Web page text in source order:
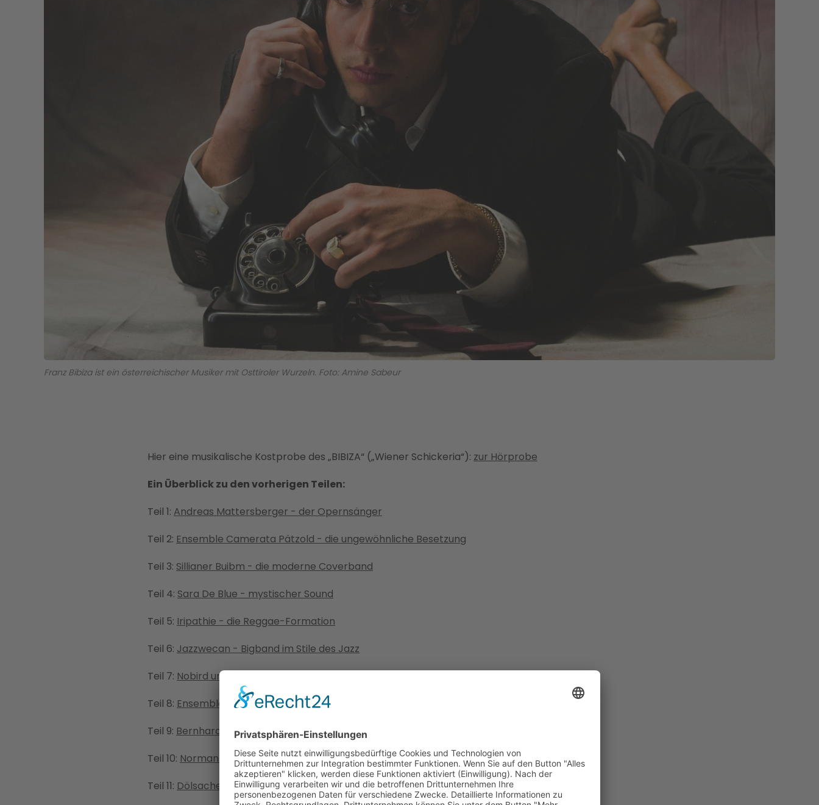
Franz Bibiza ist ein österreichischer Musiker mit Osttiroler Wurzeln. Foto: Amine Sabeur
Hier eine musikalische Kostprobe des „BIBIZA“ („Wiener Schickeria“): zur Hörprobe
Ein Überblick zu den vorherigen Teilen:
Teil 1: Andreas Mattersberger - der Opernsänger
Teil 2: Ensemble Camerata Pätzold - die ungewöhnliche Besetzung
Teil 3: Sillianer Buibm - die moderne Coverband
Teil 4: Sara De Blue - mystischer Sound
Teil 5: Iripathie - die Reggae-Formation
Teil 6: Jazzwecan - Bigband im Stile des Jazz
Teil 7: Nobird und Phonmiraus - das literarische Duo
Teil 8: Ensemble Osttirol - Oberkrainer-Schlagermusik
Teil 9: Bernhard Gander - der Avantgarde Komponist
Teil 10: Norman Stolz - Deferegger Liedermacher
Teil 11: Dölsacher Tanzmusik